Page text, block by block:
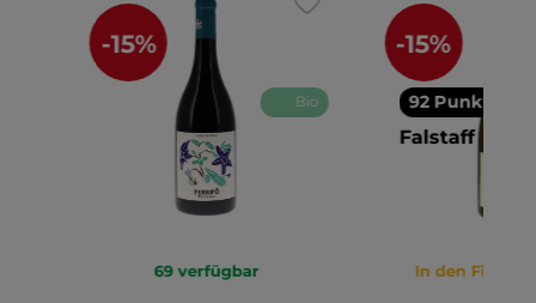
-15%
Bio
69 verfügbar
-15%
92 Punkte
Falstaff
In den